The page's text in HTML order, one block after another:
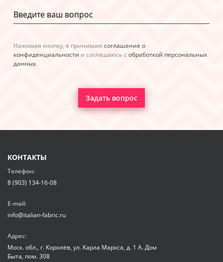
Нажимая кнопку, я принимаюсоглашение о
конфиденциальности и соглашаюсь с обработкой персональных
данных.
Задать вопрос
КОНТАКТЫ
Телефон:
8 (903) 134-16-08
E-mail:
info@italian-fabric.ru
Адрес:
Моск. обл., г. Королёв, ул. Карла Маркса, д. 1 А. Дом
Быта, пом. 308